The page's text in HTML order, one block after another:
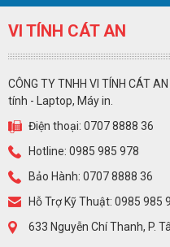
VI TÍNH CÁT AN
CÔNG TY TNHH VI TÍNH CÁT
tính - Laptop, Máy in.
Điện thoại: 0707 8888 36
Hotline: 0985 985 978
Bảo Hành: 0707 8888 36
Hỗ Trợ Kỹ Thuật: 0985 985
633 Nguyễn Chí Thanh, P.